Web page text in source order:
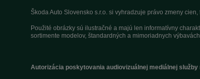
Škoda Auto Slovensko s.r.o. si vyhradzuje právo zmeny
Použité obrázky sú ilustračné a majú len informatívny
sortimente modelov, štandardných a mimoriadnych
Autorizácia poskytovania audiovizuálnej mediálnej služby